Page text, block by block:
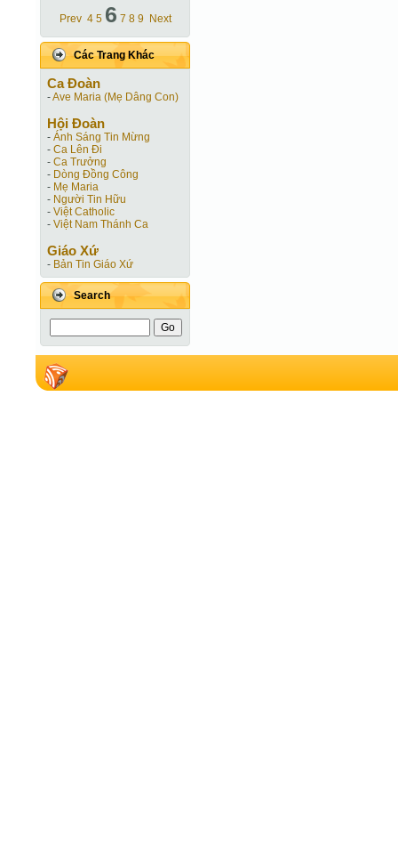
Prev 4 5 6 7 8 9 Next
Các Trang Khác
Ca Ðoàn
-Ave Maria (Mẹ Dâng Con)
Hội Ðoàn
- Ánh Sáng Tin Mừng
- Ca Lên Đi
- Ca Trưởng
- Dòng Đồng Công
- Mẹ Maria
- Người Tin Hữu
- Việt Catholic
- Việt Nam Thánh Ca
Giáo Xứ
- Bản Tin Giáo Xứ
Search